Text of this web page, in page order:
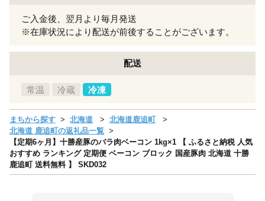
ご入金後、翌月より毎月発送
※在庫状況により配送が前後することがございます。
配送
常温 冷蔵 冷凍
まちから探す 北海道
北海道鹿追町
北海道 鹿追町の返礼品一覧
【定期6ヶ月】十勝産豚のバラ肉ベーコン 1kg×1 【 ふるさと納税 人気
おすすめ ランキング 定期便 ベーコン ブロック 国産豚肉 北海道 十勝
鹿追町 送料無料 】 SKD032